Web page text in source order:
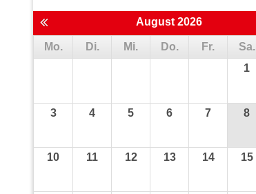
August 2026
Mo. Di. Mi. Do. Fr. Sa.
1
3 4 5 6 7 8
10 11 12 13 14 15